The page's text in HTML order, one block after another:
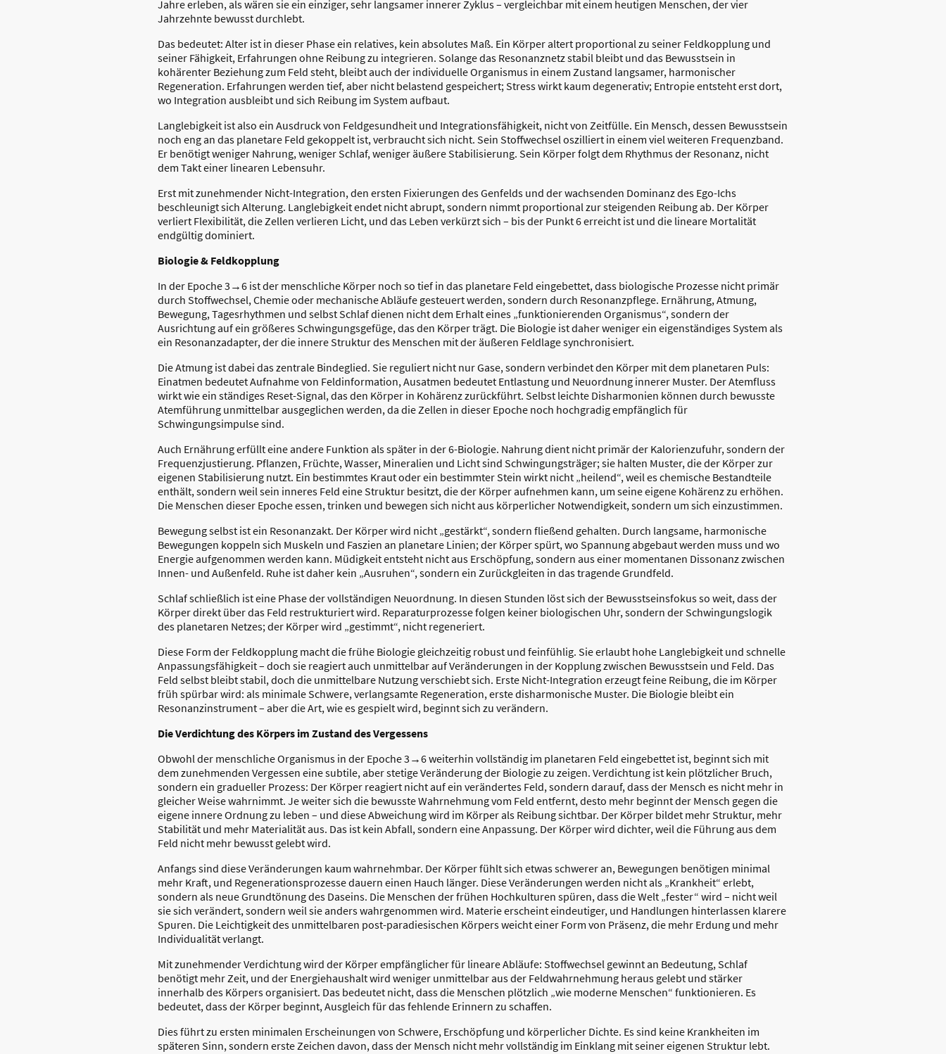
Jahre erleben, als wären sie ein einziger, sehr langsamer innerer Zyklus – vergleichbar mit einem heutigen Menschen, der vier
Jahrzehnte bewusst durchlebt.
Das bedeutet: Alter ist in dieser Phase ein relatives, kein absolutes Maß. Ein Körper altert proportional zu seiner Feldkopplung und
seiner Fähigkeit, Erfahrungen ohne Reibung zu integrieren. Solange das Resonanznetz stabil bleibt und das Bewusstsein in
kohärenter Beziehung zum Feld steht, bleibt auch der individuelle Organismus in einem Zustand langsamer, harmonischer
Regeneration. Erfahrungen werden tief, aber nicht belastend gespeichert; Stress wirkt kaum degenerativ; Entropie entsteht erst dort,
wo Integration ausbleibt und sich Reibung im System aufbaut.
Langlebigkeit ist also ein Ausdruck von Feldgesundheit und Integrationsfähigkeit, nicht von Zeitfülle. Ein Mensch, dessen Bewusstsein
noch eng an das planetare Feld gekoppelt ist, verbraucht sich nicht. Sein Stoffwechsel oszilliert in einem viel weiteren Frequenzband.
Er benötigt weniger Nahrung, weniger Schlaf, weniger äußere Stabilisierung. Sein Körper folgt dem Rhythmus der Resonanz, nicht
dem Takt einer linearen Lebensuhr.
Erst mit zunehmender Nicht-Integration, den ersten Fixierungen des Genfelds und der wachsenden Dominanz des Ego-Ichs
beschleunigt sich Alterung. Langlebigkeit endet nicht abrupt, sondern nimmt proportional zur steigenden Reibung ab. Der Körper
verliert Flexibilität, die Zellen verlieren Licht, und das Leben verkürzt sich – bis der Punkt 6 erreicht ist und die lineare Mortalität
endgültig dominiert.
Biologie & Feldkopplung
In der Epoche 3→6 ist der menschliche Körper noch so tief in das planetare Feld eingebettet, dass biologische Prozesse nicht primär
durch Stoffwechsel, Chemie oder mechanische Abläufe gesteuert werden, sondern durch Resonanzpflege. Ernährung, Atmung,
Bewegung, Tagesrhythmen und selbst Schlaf dienen nicht dem Erhalt eines „funktionierenden Organismus“, sondern der
Ausrichtung auf ein größeres Schwingungsgefüge, das den Körper trägt. Die Biologie ist daher weniger ein eigenständiges System als
ein Resonanzadapter, der die innere Struktur des Menschen mit der äußeren Feldlage synchronisiert.
Die Atmung ist dabei das zentrale Bindeglied. Sie reguliert nicht nur Gase, sondern verbindet den Körper mit dem planetaren Puls:
Einatmen bedeutet Aufnahme von Feldinformation, Ausatmen bedeutet Entlastung und Neuordnung innerer Muster. Der Atemfluss
wirkt wie ein ständiges Reset-Signal, das den Körper in Kohärenz zurückführt. Selbst leichte Disharmonien können durch bewusste
Atemführung unmittelbar ausgeglichen werden, da die Zellen in dieser Epoche noch hochgradig empfänglich für
Schwingungsimpulse sind.
Auch Ernährung erfüllt eine andere Funktion als später in der 6-Biologie. Nahrung dient nicht primär der Kalorienzufuhr, sondern der
Frequenzjustierung. Pflanzen, Früchte, Wasser, Mineralien und Licht sind Schwingungsträger; sie halten Muster, die der Körper zur
eigenen Stabilisierung nutzt. Ein bestimmtes Kraut oder ein bestimmter Stein wirkt nicht „heilend“, weil es chemische Bestandteile
enthält, sondern weil sein inneres Feld eine Struktur besitzt, die der Körper aufnehmen kann, um seine eigene Kohärenz zu erhöhen.
Die Menschen dieser Epoche essen, trinken und bewegen sich nicht aus körperlicher Notwendigkeit, sondern um sich einzustimmen.
Bewegung selbst ist ein Resonanzakt. Der Körper wird nicht „gestärkt“, sondern fließend gehalten. Durch langsame, harmonische
Bewegungen koppeln sich Muskeln und Faszien an planetare Linien; der Körper spürt, wo Spannung abgebaut werden muss und wo
Energie aufgenommen werden kann. Müdigkeit entsteht nicht aus Erschöpfung, sondern aus einer momentanen Dissonanz zwischen
Innen- und Außenfeld. Ruhe ist daher kein „Ausruhen“, sondern ein Zurückgleiten in das tragende Grundfeld.
Schlaf schließlich ist eine Phase der vollständigen Neuordnung. In diesen Stunden löst sich der Bewusstseinsfokus so weit, dass der
Körper direkt über das Feld restrukturiert wird. Reparaturprozesse folgen keiner biologischen Uhr, sondern der Schwingungslogik
des planetaren Netzes; der Körper wird „gestimmt“, nicht regeneriert.
Diese Form der Feldkopplung macht die frühe Biologie gleichzeitig robust und feinfühlig. Sie erlaubt hohe Langlebigkeit und schnelle
Anpassungsfähigkeit – doch sie reagiert auch unmittelbar auf Veränderungen in der Kopplung zwischen Bewusstsein und Feld. Das
Feld selbst bleibt stabil, doch die unmittelbare Nutzung verschiebt sich. Erste Nicht-Integration erzeugt feine Reibung, die im Körper
früh spürbar wird: als minimale Schwere, verlangsamte Regeneration, erste disharmonische Muster. Die Biologie bleibt ein
Resonanzinstrument – aber die Art, wie es gespielt wird, beginnt sich zu verändern.
Die Verdichtung des Körpers im Zustand des Vergessens
Obwohl der menschliche Organismus in der Epoche 3→6 weiterhin vollständig im planetaren Feld eingebettet ist, beginnt sich mit
dem zunehmenden Vergessen eine subtile, aber stetige Veränderung der Biologie zu zeigen. Verdichtung ist kein plötzlicher Bruch,
sondern ein gradueller Prozess: Der Körper reagiert nicht auf ein verändertes Feld, sondern darauf, dass der Mensch es nicht mehr in
gleicher Weise wahrnimmt. Je weiter sich die bewusste Wahrnehmung vom Feld entfernt, desto mehr beginnt der Mensch gegen die
eigene innere Ordnung zu leben – und diese Abweichung wird im Körper als Reibung sichtbar. Der Körper bildet mehr Struktur, mehr
Stabilität und mehr Materialität aus. Das ist kein Abfall, sondern eine Anpassung. Der Körper wird dichter, weil die Führung aus dem
Feld nicht mehr bewusst gelebt wird.
Anfangs sind diese Veränderungen kaum wahrnehmbar. Der Körper fühlt sich etwas schwerer an, Bewegungen benötigen minimal
mehr Kraft, und Regenerationsprozesse dauern einen Hauch länger. Diese Veränderungen werden nicht als „Krankheit“ erlebt,
sondern als neue Grundtönung des Daseins. Die Menschen der frühen Hochkulturen spüren, dass die Welt „fester“ wird – nicht weil
sie sich verändert, sondern weil sie anders wahrgenommen wird. Materie erscheint eindeutiger, und Handlungen hinterlassen klarere
Spuren. Die Leichtigkeit des unmittelbaren post-paradiesischen Körpers weicht einer Form von Präsenz, die mehr Erdung und mehr
Individualität verlangt.
Mit zunehmender Verdichtung wird der Körper empfänglicher für lineare Abläufe: Stoffwechsel gewinnt an Bedeutung, Schlaf
benötigt mehr Zeit, und der Energiehaushalt wird weniger unmittelbar aus der Feldwahrnehmung heraus gelebt und stärker
innerhalb des Körpers organisiert. Das bedeutet nicht, dass die Menschen plötzlich „wie moderne Menschen“ funktionieren. Es
bedeutet, dass der Körper beginnt, Ausgleich für das fehlende Erinnern zu schaffen.
Dies führt zu ersten minimalen Erscheinungen von Schwere, Erschöpfung und körperlicher Dichte. Es sind keine Krankheiten im
späteren Sinn, sondern erste Zeichen davon, dass der Mensch nicht mehr vollständig im Einklang mit seiner eigenen Struktur lebt.